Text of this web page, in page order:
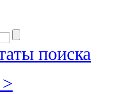
поиска